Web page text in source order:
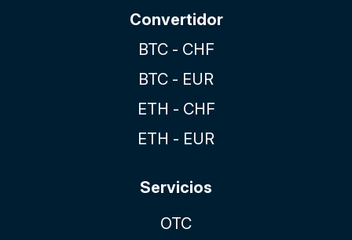
Convertidor
BTC - CHF
BTC - EUR
ETH - CHF
ETH - EUR
Servicios
OTC